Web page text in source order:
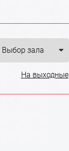
На выходные